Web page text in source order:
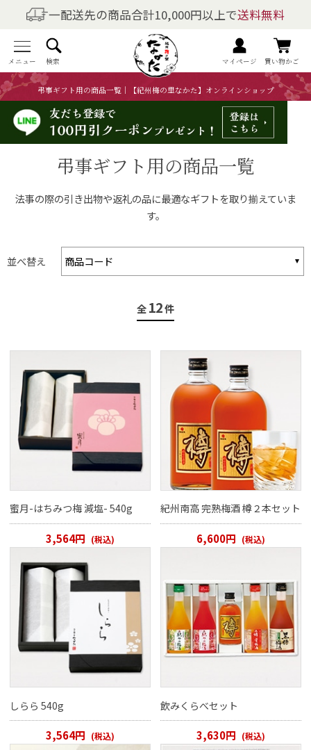
一配送先の商品合計10,000円以上で送料無料
メニュー 検索 マイページ 買い物かご
弔事ギフト用の商品一覧｜【紀州梅の里なかた】オンラインショップ
商品を探す
全商品一覧
梅干しの商品一覧
梅酒の商品一覧
梅製品・その他の商品一覧
トップページ
初めての方へ ご利用ガイド
配送について ギフトサービス
について
お問い合わせ
0120-12-2486
【営業時間】8:30～17:30
休業日：日曜・祝日／土曜は不定休
お問い合わせフォームはこちら
弔事ギフト用の商品一覧
法事の際の引き出物や返礼の品に最適なギフトを取り揃えていま
す。
並べ替え
全 12件
蜜月-はちみつ梅 減塩- 540g
3,564円 (税込)
紀州南高 完熟梅酒 樽２本セット
6,600円 (税込)
しらら 540g
3,564円 (税込)
飲みくらべセット
3,630円 (税込)